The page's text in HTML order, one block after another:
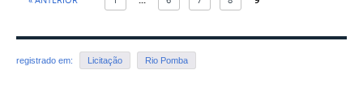
registrado em: Licitação Rio Pomba